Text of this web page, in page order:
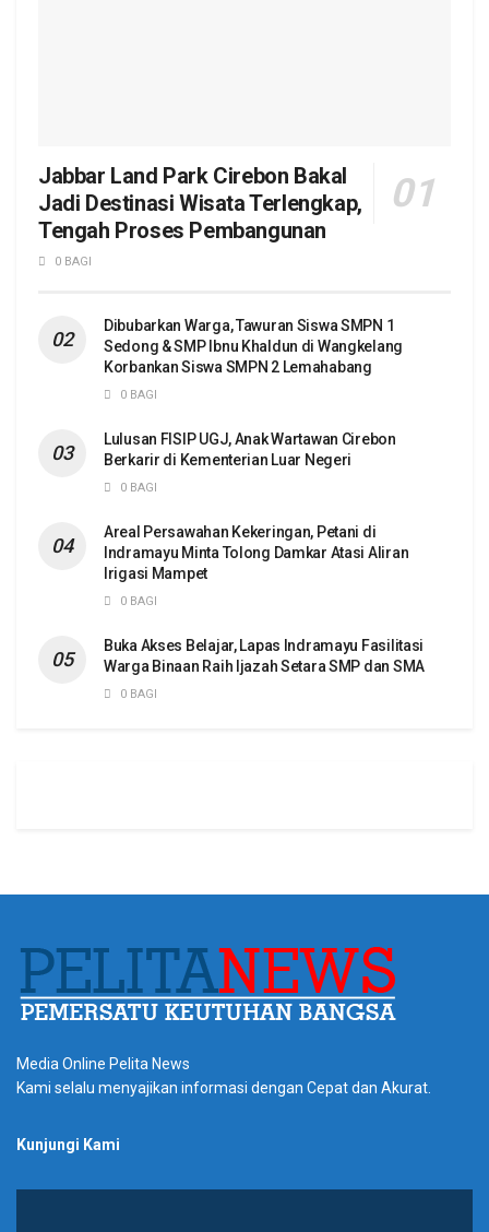
Jabbar Land Park Cirebon Bakal
Jadi Destinasi Wisata Terlengkap,
Tengah Proses Pembangunan
0 BAGI
Dibubarkan Warga, Tawuran Siswa SMPN 1
Sedong & SMP Ibnu Khaldun di Wangkelang
Korbankan Siswa SMPN 2 Lemahabang
0 BAGI
Lulusan FISIP UGJ, Anak Wartawan Cirebon
Berkarir di Kementerian Luar Negeri
0 BAGI
Areal Persawahan Kekeringan, Petani di
Indramayu Minta Tolong Damkar Atasi Aliran
Irigasi Mampet
0 BAGI
Buka Akses Belajar, Lapas Indramayu Fasilitasi
Warga Binaan Raih Ijazah Setara SMP dan SMA
0 BAGI
Media Online Pelita News
Kami selalu menyajikan informasi dengan Cepat dan Akurat.
Kunjungi Kami